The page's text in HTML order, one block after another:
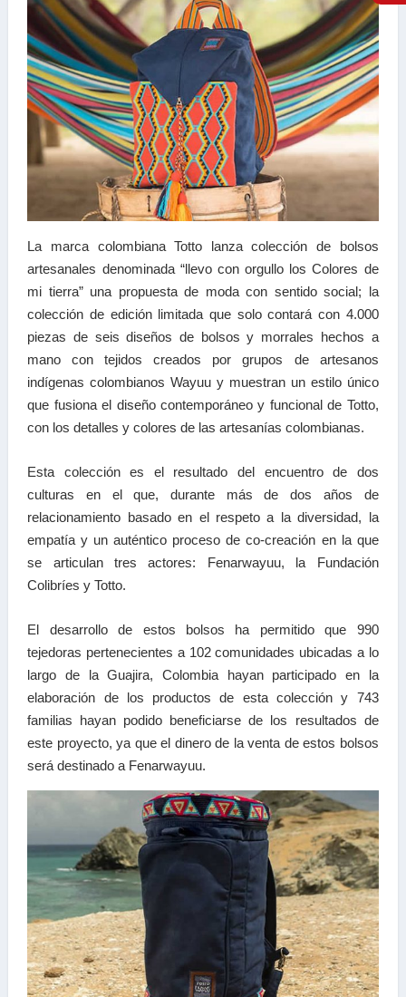
La marca colombiana Totto lanza colección de bolsos
artesanales denominada “llevo con orgullo los Colores de
mi tierra” una propuesta de moda con sentido social; la
colección de edición limitada que solo contará con 4.000
piezas de seis diseños de bolsos y morrales hechos a
mano con tejidos creados por grupos de artesanos
indígenas colombianos Wayuu y muestran un estilo único
que fusiona el diseño contemporáneo y funcional de Totto,
con los detalles y colores de las artesanías colombianas.
Esta colección es el resultado del encuentro de dos
culturas en el que, durante más de dos años de
relacionamiento basado en el respeto a la diversidad, la
empatía y un auténtico proceso de co-creación en la que
se articulan tres actores: Fenarwayuu, la Fundación
Colibríes y Totto.
El desarrollo de estos bolsos ha permitido que 990
tejedoras pertenecientes a 102 comunidades ubicadas a lo
largo de la Guajira, Colombia hayan participado en la
elaboración de los productos de esta colección y 743
familias hayan podido beneficiarse de los resultados de
este proyecto, ya que el dinero de la venta de estos bolsos
será destinado a Fenarwayuu.